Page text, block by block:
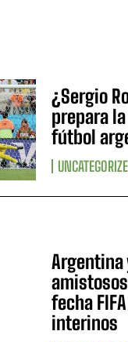
¿Sergio
prepara
fútbol
Argentina
fecha
interinos